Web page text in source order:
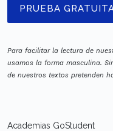
PRUEBA
Para facilitar la lectura de
usamos la forma masculina.
de nuestros textos pretenden
Academias GoStudent